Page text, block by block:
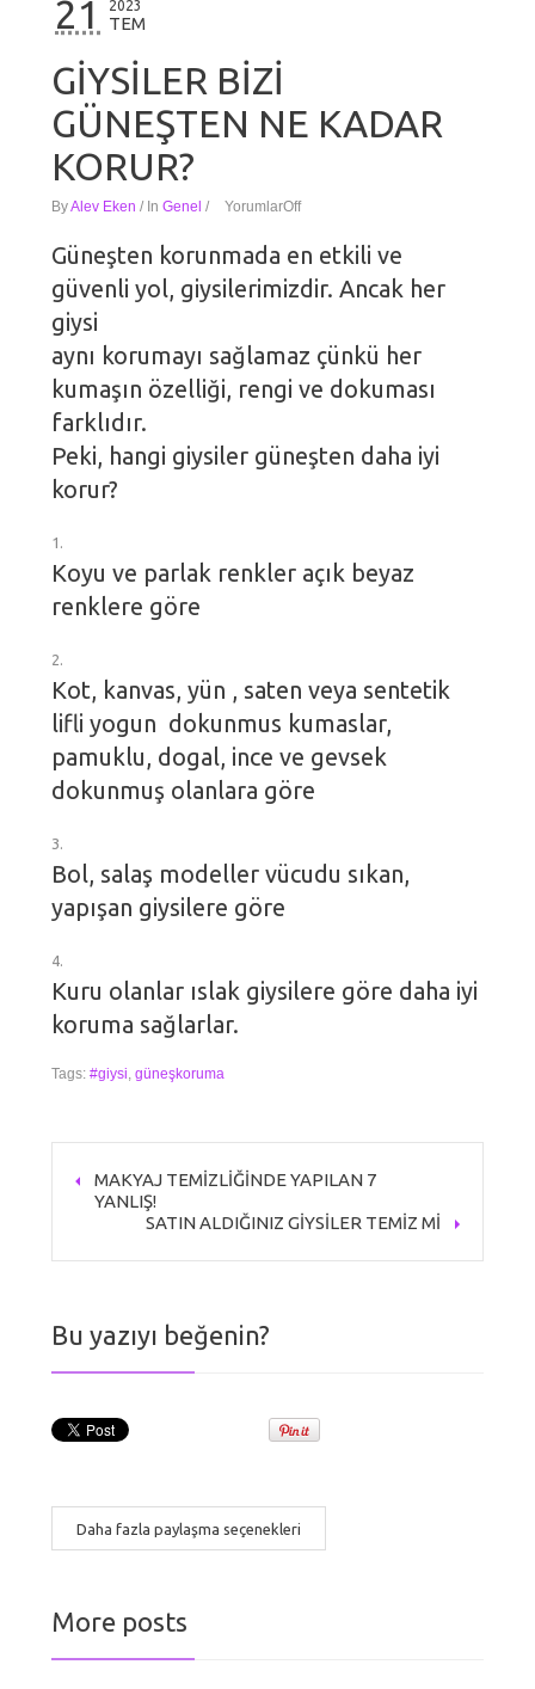
21 2023
TEM
GİYSİLER BİZİ
GÜNEŞTEN NE KADAR
KORUR?
ByAlev Eken / InGenel / YorumlarOff
Güneşten korunmada en etkili ve
güvenli yol, giysilerimizdir. Ancak her
giysi
aynı korumayı sağlamaz çünkü her
kumaşın özelliği, rengi ve dokuması
farklıdır.
Peki, hangi giysiler güneşten daha iyi
korur?
Koyu ve parlak renkler açık beyaz
renklere göre
Kot, kanvas, yün , saten veya sentetik
lifli yogun dokunmus kumaslar,
pamuklu, dogal, ince ve gevsek
dokunmuş olanlara göre
Bol, salaş modeller vücudu sıkan,
yapışan giysilere göre
Kuru olanlar ıslak giysilere göre daha iyi
koruma sağlarlar.
Tags:#giysi,güneşkoruma
MAKYAJ TEMİZLİĞİNDE YAPILAN 7
YANLIŞ!
SATIN ALDIĞINIZ GİYSİLER TEMİZ Mİ
Bu yazıyı beğenin?
Daha fazla paylaşma seçenekleri
More posts